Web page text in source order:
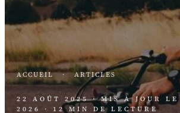
ACCUEIL · ARTICLES
22 AOÛT 2025 · MIS À JOUR LE
2026
· 12 MIN DE LECTURE